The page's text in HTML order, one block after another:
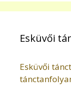
Esküvői
Esküvői